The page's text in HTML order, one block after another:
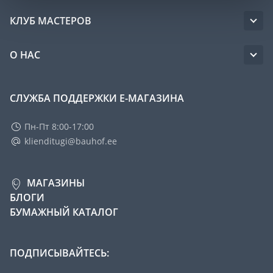
КЛУБ МАСТЕРОВ
О НАС
СЛУЖБА ПОДДЕРЖКИ Е-МАГАЗИНА
Пн-Пт 8:00-17:00
klienditugi@bauhof.ee
МАГАЗИНЫ
БЛОГИ
БУМАЖНЫЙ КАТАЛОГ
ПОДПИСЫВАЙТЕСЬ: